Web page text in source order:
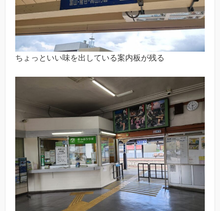
ちょっといい味を出している案内板が残る